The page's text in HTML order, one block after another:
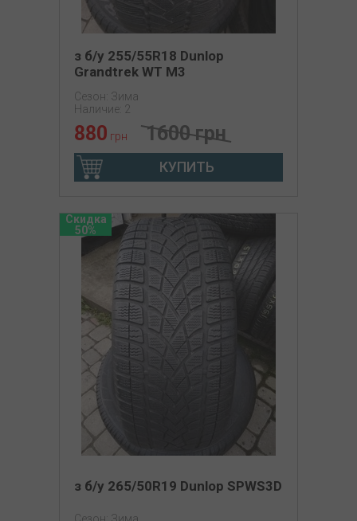
з б/у 255/55R18 Dunlop
Grandtrek WT M3
Сезон: Зима
Наличие: 2
880 грн 1600 грн
КУПИТЬ
Скидка
50%
з б/у 265/50R19 Dunlop SPWS3D